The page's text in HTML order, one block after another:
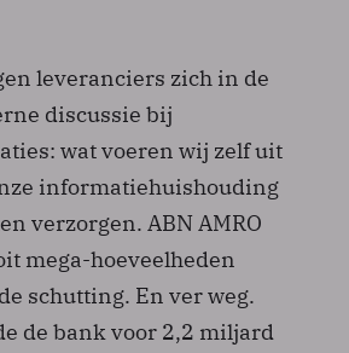
leveranciers zich in de
discussie bij
wat voeren wij zelf uit
informatiehuishouding
verzorgen. ABN AMRO
mega-hoeveelheden
schutting. En ver weg.
de bank voor 2,2 miljard